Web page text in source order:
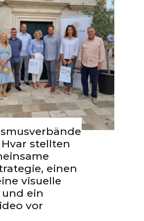
stellten
einen
visuelle
ein
vor